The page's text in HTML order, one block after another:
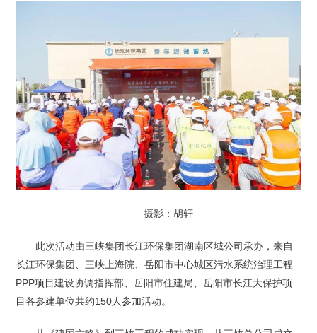
摄影：胡轩
此次活动由三峡集团长江环保集团湖南区域公司承办，来自
长江环保集团、三峡上海院、岳阳市中心城区污水系统治理工程
PPP项目建设协调指挥部、岳阳市住建局、岳阳市长江大保护项
目各参建单位共约150人参加活动。